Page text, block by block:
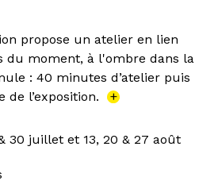
propose un atelier en lien
du moment, à l'ombre dans la
: 40 minutes d’atelier puis
de l’exposition.
+
30 juillet et 13, 20 & 27 août